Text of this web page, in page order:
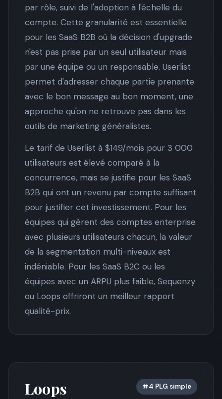
par rôle, suivi de l'adoption à l'échelle du
compte. Cette granularité est essentielle
pour les SaaS B2B où la décision d'upgrade
n'est pas prise par un seul utilisateur mais
par une équipe ou un responsable. Userlist
permet d'adresser chaque partie prenante
avec le bon message au bon moment, une
approche qu'on ne retrouve pas dans les
outils de marketing généralistes.
Le tarif de Userlist à $149/mois pour 3 000
utilisateurs est élevé comparé à la
concurrence, mais se justifie pour les SaaS
B2B qui ont un revenu par compte suffisant
pour justifier cet investissement. Pour les
équipes qui gèrent des comptes enterprise
avec plusieurs utilisateurs chacun, la valeur
de la segmentation multi-niveaux est
indéniable. Pour les SaaS B2C ou les
équipes avec un ARPU plus faible, Sequenzy
ou Loops offriront un meilleur rapport
qualité-prix.
Loops #4 PLG simple